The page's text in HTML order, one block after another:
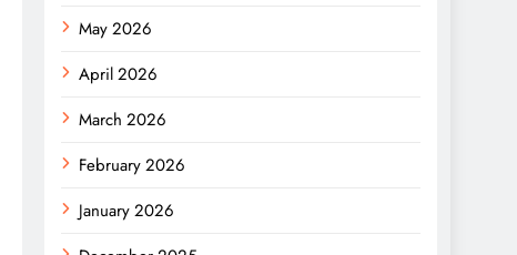
May 2026
April 2026
March 2026
February 2026
January 2026